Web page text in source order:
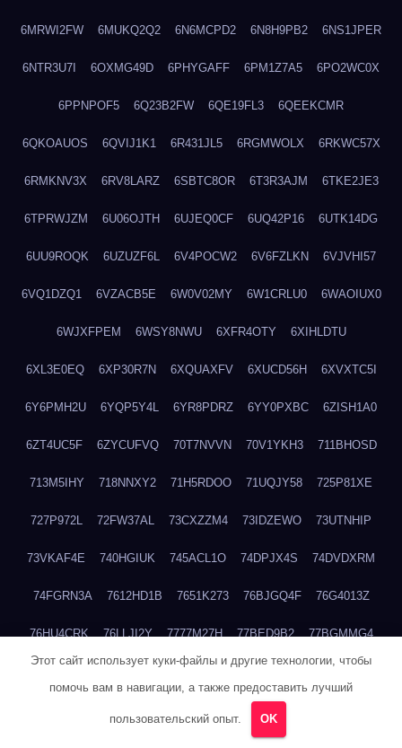
6MRWI2FW 6MUKQ2Q2 6N6MCPD2 6N8H9PB2 6NS1JPER
6NTR3U7I 6OXMG49D 6PHYGAFF 6PM1Z7A5 6PO2WC0X
6PPNPOF5 6Q23B2FW 6QE19FL3 6QEEKCMR
6QKOAUOS 6QVIJ1K1 6R431JL5 6RGMWOLX 6RKWC57X
6RMKNV3X 6RV8LARZ 6SBTC8OR 6T3R3AJM 6TKE2JE3
6TPRWJZM 6U06OJTH 6UJEQ0CF 6UQ42P16 6UTK14DG
6UU9ROQK 6UZUZF6L 6V4POCW2 6V6FZLKN 6VJVHI57
6VQ1DZQ1 6VZACB5E 6W0V02MY 6W1CRLU0 6WAOIUX0
6WJXFPEM 6WSY8NWU 6XFR4OTY 6XIHLDTU
6XL3E0EQ 6XP30R7N 6XQUAXFV 6XUCD56H 6XVXTC5I
6Y6PMH2U 6YQP5Y4L 6YR8PDRZ 6YY0PXBC 6ZISH1A0
6ZT4UC5F 6ZYCUFVQ 70T7NVVN 70V1YKH3 711BHOSD
713M5IHY 718NNXY2 71H5RDOO 71UQJY58 725P81XE
727P972L 72FW37AL 73CXZZM4 73IDZEWO 73UTNHIP
73VKAF4E 740HGIUK 745ACL1O 74DPJX4S 74DVDXRM
74FGRN3A 7612HD1B 7651K273 76BJGQ4F 76G4013Z
76HU4CRK 76LLJI2Y 7777M27H 77BED9B2 77BGMMG4
77TABW20 780FZHSV 78Q29S80
Этот сайт использует куки-файлы и другие технологии, чтобы
помочь вам в навигации, а также предоставить лучший
пользовательский опыт. OK